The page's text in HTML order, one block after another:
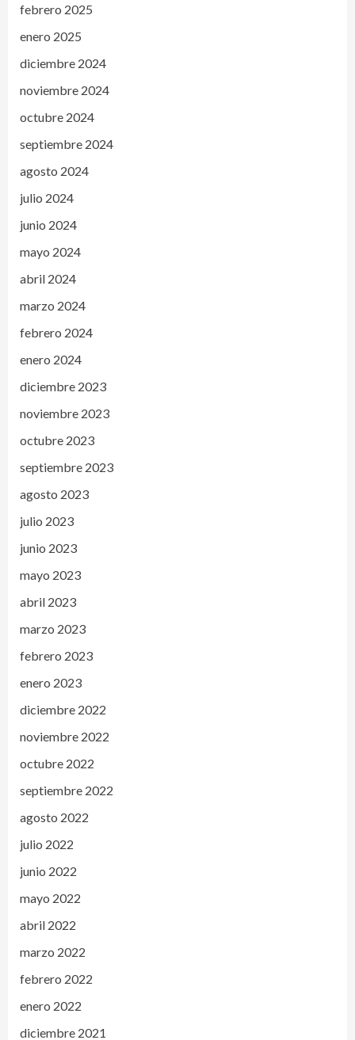
febrero 2025
enero 2025
diciembre 2024
noviembre 2024
octubre 2024
septiembre 2024
agosto 2024
julio 2024
junio 2024
mayo 2024
abril 2024
marzo 2024
febrero 2024
enero 2024
diciembre 2023
noviembre 2023
octubre 2023
septiembre 2023
agosto 2023
julio 2023
junio 2023
mayo 2023
abril 2023
marzo 2023
febrero 2023
enero 2023
diciembre 2022
noviembre 2022
octubre 2022
septiembre 2022
agosto 2022
julio 2022
junio 2022
mayo 2022
abril 2022
marzo 2022
febrero 2022
enero 2022
diciembre 2021